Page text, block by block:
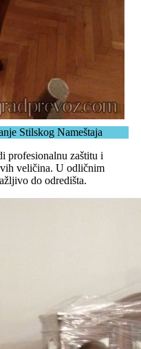
Stilskog Nameštaja
profesionalnu zaštitu i
veličina. U odličnim
do odredišta.